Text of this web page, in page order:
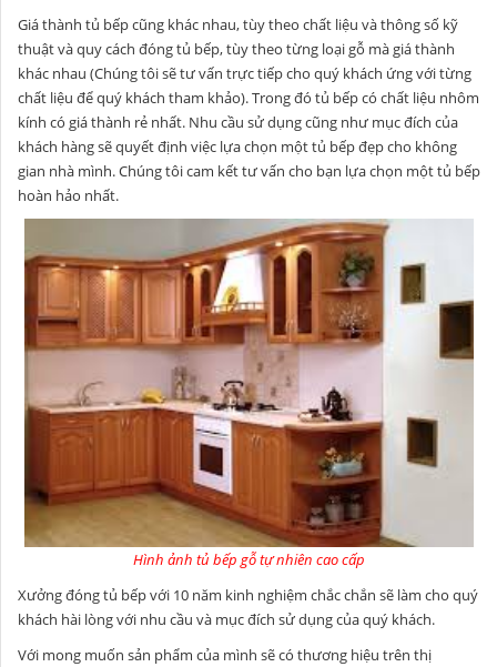
Giá thành tủ bếp cũng khác nhau, tùy theo chất liệu và thông số kỹ
thuật và quy cách đóng tủ bếp, tùy theo từng loại gỗ mà giá thành
khác nhau (Chúng tôi sẽ tư vấn trực tiếp cho quý khách ứng với từng
chất liệu để quý khách tham khảo). Trong đó tủ bếp có chất liệu nhôm
kính có giá thành rẻ nhất. Nhu cầu sử dụng cũng như mục đích của
khách hàng sẽ quyết định việc lựa chọn một tủ bếp đẹp cho không
gian nhà mình. Chúng tôi cam kết tư vấn cho bạn lựa chọn một tủ bếp
hoàn hảo nhất.
Hình ảnh tủ bếp gỗ tự nhiên cao cấp
Xưởng đóng tủ bếp với 10 năm kinh nghiệm chắc chắn sẽ làm cho quý
khách hài lòng với nhu cầu và mục đích sử dụng của quý khách.
Với mong muốn sản phẩm của mình sẽ có thương hiệu trên thị